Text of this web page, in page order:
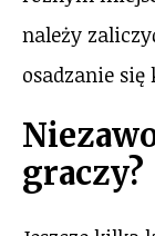
należy
osadzanie
graczy?